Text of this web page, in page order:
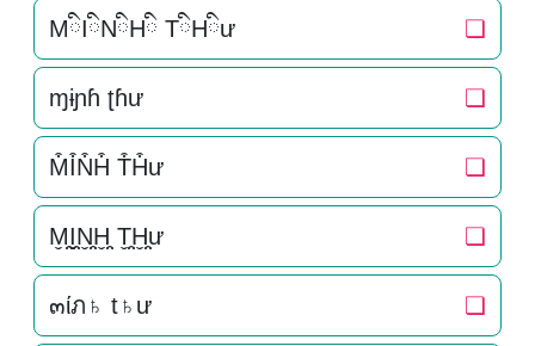
MིIིNིHི TིHིư ❏
ɱɨɲɦ ʈɦư ❏
M͒I͒N͒H͒ T͒H͒ư ❏
M̬̤̯I̬̤̯N̬̤̯H̬̤̯ T̬̤̯H̬̤̯ư ❏
๓ίภ♄ t♄ư ❏